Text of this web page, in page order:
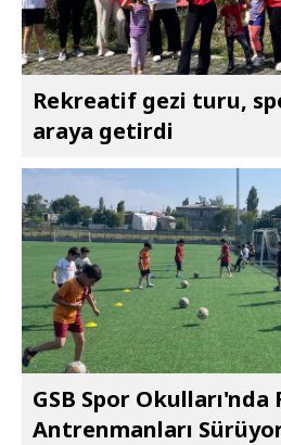
Rekreatif gezi turu,
araya getirdi
GSB Spor Okulları'nda
Antrenmanları